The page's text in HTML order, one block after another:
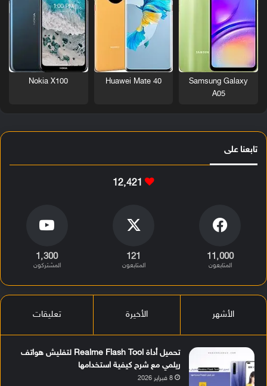
Samsung Galaxy
A05
Huawei Mate 40
Nokia X100
تابعنا على
12٬421
11٬000
المتابعون
121
المتابعون
1٬300
المشتركون
الأشهر الأخيرة تعليقات
تحميل أداة Realme Flash Tool لتفليش هواتف
ريلمي مع شرح كيفية استخدامها
8 فبراير 2026